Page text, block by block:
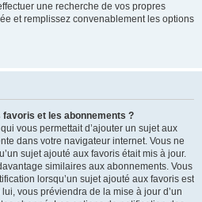
une recherche de vos propres
et remplissez convenablement les options
et les abonnements ?
vous permettait d’ajouter un sujet aux
dans votre navigateur internet. Vous ne
sujet ajouté aux favoris était mis à jour.
similaires aux abonnements. Vous
lorsqu’un sujet ajouté aux favoris est
vous préviendra de la mise à jour d’un